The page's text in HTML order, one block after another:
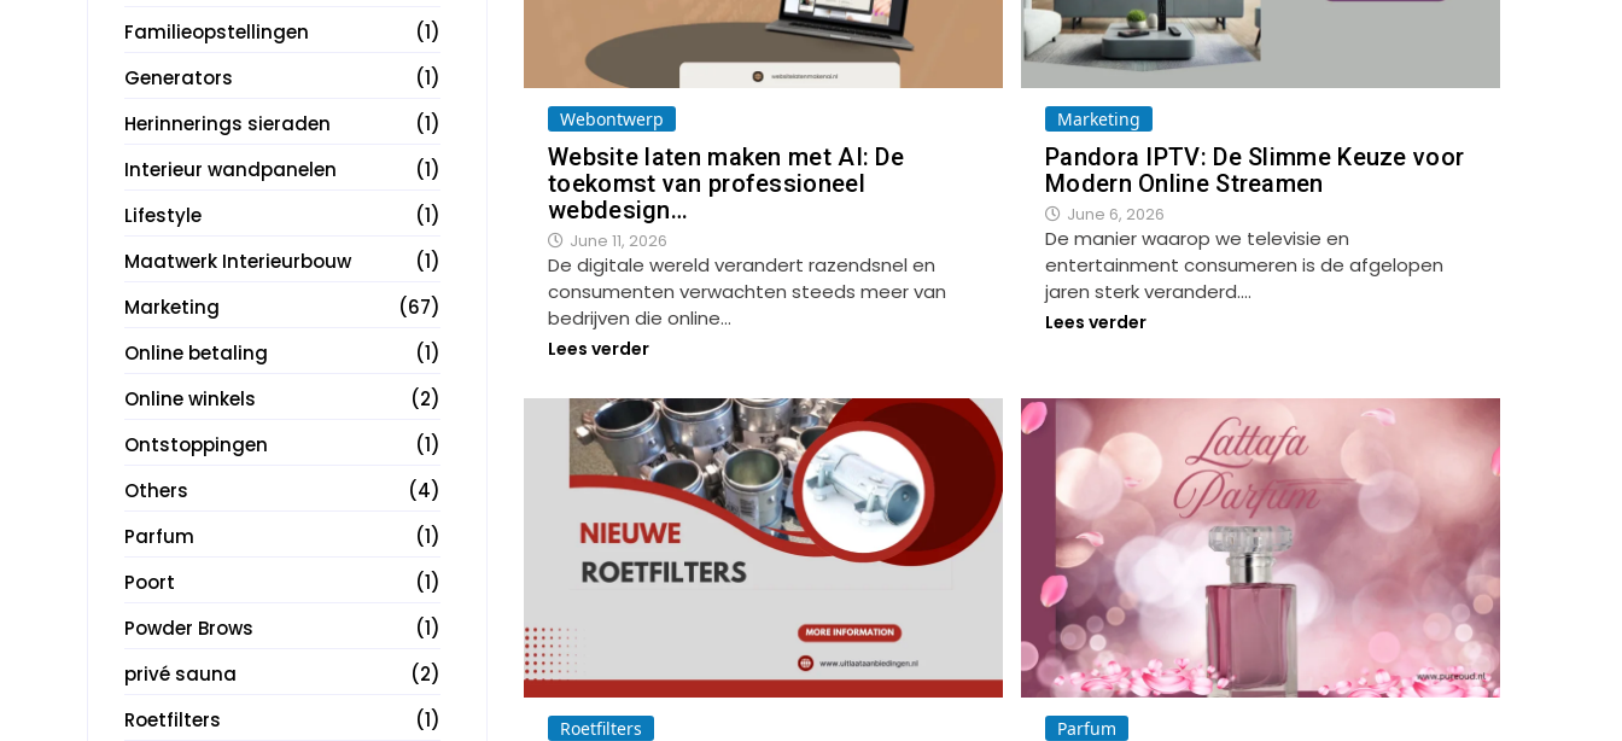
Familieopstellingen
(1)
Generators
(1)
Herinnerings sieraden
(1)
Interieur wandpanelen
(1)
Lifestyle
(1)
Maatwerk Interieurbouw
(1)
Marketing
(67)
Online betaling
(1)
Online winkels
(2)
Ontstoppingen
(1)
Others
(4)
Parfum
(1)
Poort
(1)
Powder Brows
(1)
privé sauna
(2)
Roetfilters
(1)
Webontwerp
Website laten maken met AI: De
toekomst van professioneel
webdesign…
June 11, 2026
De digitale wereld verandert razendsnel en
consumenten verwachten steeds meer van
bedrijven die online…
Lees verder
Marketing
Pandora IPTV: De Slimme Keuze voor
Modern Online Streamen
June 6, 2026
De manier waarop we televisie en
entertainment consumeren is de afgelopen
jaren sterk veranderd.…
Lees verder
Roetfilters Parfum